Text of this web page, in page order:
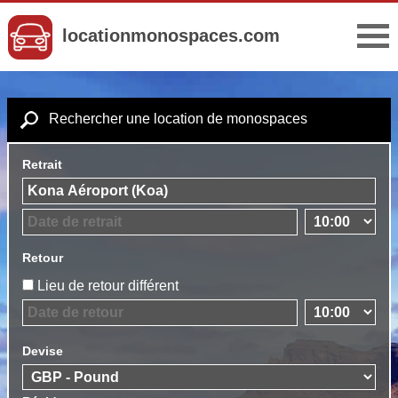
locationmonospaces.com
Rechercher une location de monospaces
Retrait
Retour
Lieu de retour différent
Devise